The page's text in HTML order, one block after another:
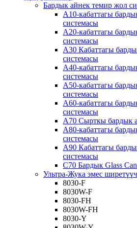
Бардык айнек темир жол
A10-кабаттагы
системасы
A20-кабаттагы
системасы
A30 Кабаттагы
системасы
A40-кабаттагы
системасы
A50-кабаттагы
системасы
A60-кабаттагы
системасы
A70 Сырткы бардык
A80-кабаттагы
системасы
A90 Кабаттагы
системасы
C70 Бардык Glass
Ультра-Жука эмес
8030-F
8030W-F
8030-FH
8030W-FH
8030-Y